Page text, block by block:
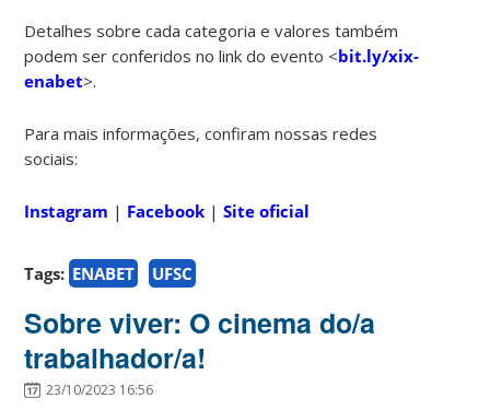
Detalhes sobre cada categoria e valores também
podem ser conferidos no link do evento <bit.ly/xix-
enabet>.
Para mais informações, confiram nossas redes
sociais:
Instagram | Facebook |Site oficial
Tags: ENABET UFSC
Sobre viver: O cinema do/a
trabalhador/a!
23/10/2023 16:56